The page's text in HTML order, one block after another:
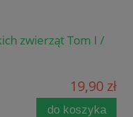
zwierząt Tom I /
19,90 zł
do koszyka